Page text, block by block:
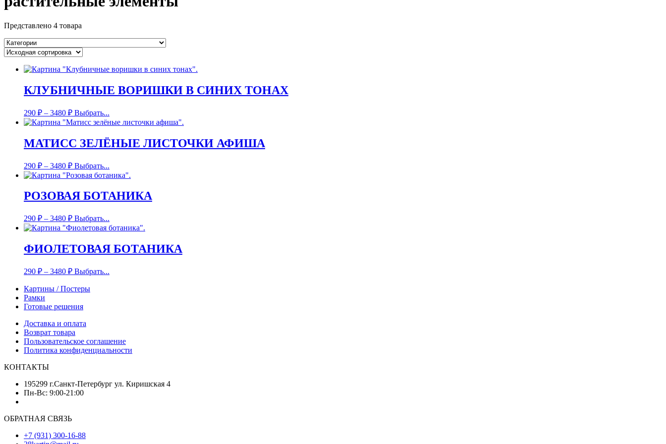
Представлено 4 товара
КЛУБНИЧНЫЕ ВОРИШКИ В СИНИХ ТОНАХ
290 ₽ – 3480 ₽ Выбрать...
МАТИСС ЗЕЛЁНЫЕ ЛИСТОЧКИ АФИША
290 ₽ – 3480 ₽ Выбрать...
РОЗОВАЯ БОТАНИКА
290 ₽ – 3480 ₽ Выбрать...
ФИОЛЕТОВАЯ БОТАНИКА
290 ₽ – 3480 ₽ Выбрать...
Картины / Постеры
Рамки
Готовые решения
Доставка и оплата
Возврат товара
Пользовательское соглашение
Политика конфиденциальности
КОНТАКТЫ
195299 г.Санкт-Петербург ул. Киришская 4
Пн-Вс: 9:00-21:00
ОБРАТНАЯ СВЯЗЬ
+7 (931) 300-16-88